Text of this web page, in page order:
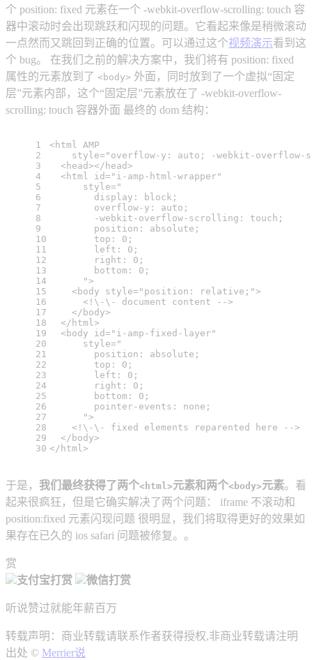
个 position: fixed 元素在一个 -webkit-overflow-scrolling: touch 容
器中滚动时会出现跳跃和闪现的问题。它看起来像是稍微滚动
一点然而又跳回到正确的位置。可以通过这个视频演示看到这
个 bug。 在我们之前的解决方案中，我们将有 position: fixed
属性的元素放到了 <body> 外面，同时放到了一个虚拟“固定
层”元素内部，这个“固定层”元素放在了 -webkit-overflow-
scrolling: touch 容器外面 最终的 dom 结构：
1
2
3
4
5
6
7
8
9
10
11
12
13
14
15
16
17
18
19
20
21
22
23
24
25
26
27
28
29
30
< html AMP
style= "overflow-y: auto; -webkit-
< head></ head>
< html id= "i-amp-html-wrapper"
style= "
        display: block;
        overflow-y: auto;
        -webkit-overflow-scrolling: touch;
        position: absolute;
        top: 0;
        left: 0;
        right: 0;
        bottom: 0;
      "
>
< body style= "position: relative;">
      <!\-\- document content -->
</ body>
</ html>
< body id= "i-amp-fixed-layer"
style= "
        position: absolute;
        top: 0;
        left: 0;
        right: 0;
        bottom: 0;
        pointer-events: none;
      "
>
    <!\-\- fixed elements reparented here -->
</ body>
</ html>
于是， 我们最终获得了两个<html>元素和两个<body>元素。看
起来很疯狂，但是它确实解决了两个问题： iframe 不滚动和
position:fixed 元素闪现问题 很明显，我们将取得更好的效果如
果存在已久的 ios safari 问题被修复。。
赏
支付宝打赏
微信打赏
听说赞过就能年薪百万
转载声明：商业转载请联系作者获得授权,非商业转载请注明
出处 © Merrier说